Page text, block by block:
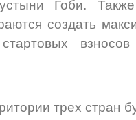
Гоби.
создать
трех стран